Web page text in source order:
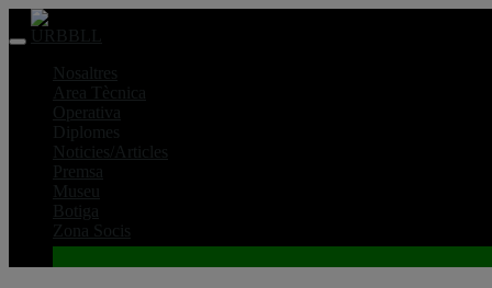
Skip
to
Nosaltres
Area Tècnica
Operativa
Diplomes
Noticies/Articles
Premsa
Museu
Botiga
Zona Socis